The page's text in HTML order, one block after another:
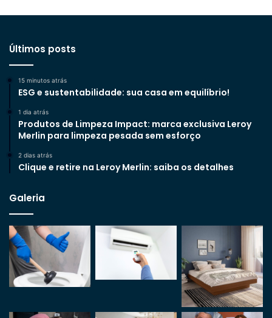
Últimos posts
15 minutos atrás
ESG e sustentabilidade: sua casa em equilíbrio!
1 dia atrás
Produtos de Limpeza Impact: marca exclusiva Leroy
Merlin para limpeza pesada sem esforço
2 dias atrás
Clique e retire na Leroy Merlin: saiba os detalhes
Galeria